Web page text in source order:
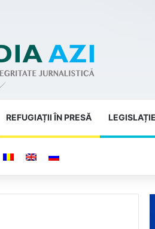
REFUGIAȚII ÎN PRESĂ
skin for